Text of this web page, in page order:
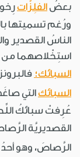
بعضُ الفلِزَّات
ورُغم تسميتها
الناسُ القصدير
استِخْلاصهما من
السبائك؛
السبائكالتي
عُرِفتْ سبائكُ
القصديريَّة
الرَّصاصَ، وهو